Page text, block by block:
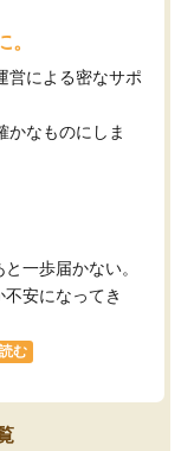
営による密なサポ
かなものにしま
一歩届かない。
安になってき
む